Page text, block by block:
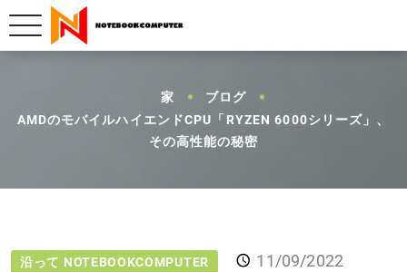
家
ブログ
AMDのモバイルハイエンドCPU「RYZEN 6000シリーズ」、
その高性能の秘密
沿って NOTEBOOKCOMPUTER
11/09/2022